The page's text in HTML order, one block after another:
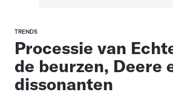
TRENDS
Processie van
de beurzen, Deere
dissonanten